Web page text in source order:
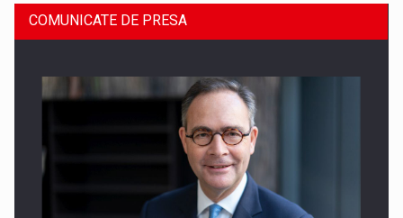
SAPTE PERSONALITATI DIN MEDIUL DE AFACERI, ACADEMIC
COMUNICATE DE PRESA